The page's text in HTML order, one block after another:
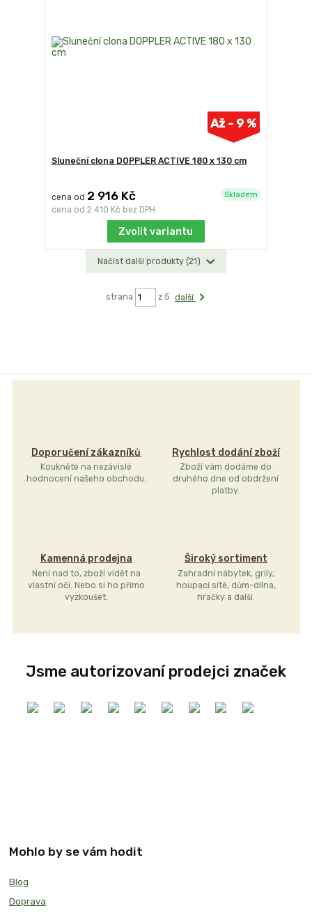
Až - 9 %
Sluneční clona DOPPLER ACTIVE 180 x 130 cm
cena od 2 916 Kč
cena od 2 410 Kč bez DPH
Skladem
Zvolit variantu
Načíst další produkty (21)
strana z 5 další
Doporučení zákazníků
Koukněte na nezávislé
hodnocení našeho obchodu.
Rychlost dodání zboží
Zboží vám dodáme do
druhého dne od obdržení
platby.
Kamenná prodejna
Není nad to, zboží vidět na
vlastní oči. Nebo si ho přímo
vyzkoušet.
Široký sortiment
Zahradní nábytek, grily,
houpací sítě, dům-dílna,
hračky a další.
Jsme autorizovaní prodejci značek
Mohlo by se vám hodit
Blog
Doprava